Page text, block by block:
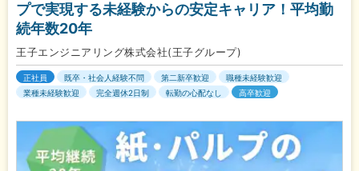
プで実現する未経験からの安定キャリア！平均勤
続年数20年
王子エンジニアリング株式会社(王子グループ)
正社員 既卒・社会人経験不問 第二新卒歓迎
職種未経験歓迎
業種未経験歓迎
完全週休2日制 転勤の心配なし 高卒歓迎